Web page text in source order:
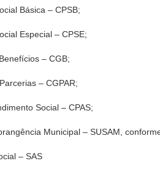
Básica – CPSB;
Especial – CPSE;
– CGB;
– CGPAR;
Social – CPAS;
Municipal – SUSAM,
– SAS